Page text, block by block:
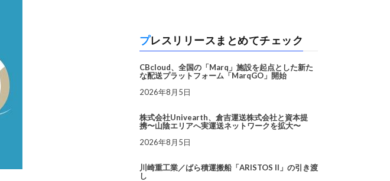
プレスリリースまとめてチェック
CBcloud、全国の「Marq」施設を起点とした新た
な配送プラットフォーム「MarqGO」開始
2026年8月5日
株式会社Univearth、倉吉運送株式会社と資本提
携〜山陰エリアへ実運送ネットワークを拡大〜
2026年8月5日
川崎重工業／ばら積運搬船「ARISTOS II」の引き渡
し